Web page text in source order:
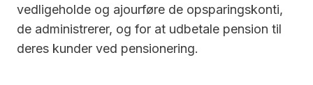
vedligeholde og ajourføre de opsparingskonti,
de administrerer, og for at udbetale pension til
deres kunder ved pensionering.